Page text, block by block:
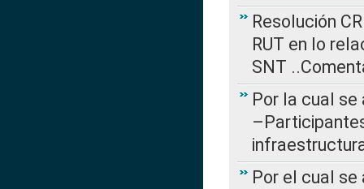
Resolución
RUT en lo
SNT
Por la cual se
Por el cual